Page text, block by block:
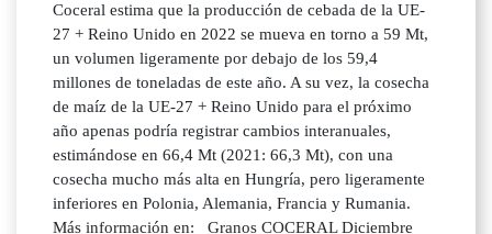
Coceral estima que la producción de cebada de la UE-
27 + Reino Unido en 2022 se mueva en torno a 59 Mt,
un volumen ligeramente por debajo de los 59,4
millones de toneladas de este año. A su vez, la cosecha
de maíz de la UE-27 + Reino Unido para el próximo
año apenas podría registrar cambios interanuales,
estimándose en 66,4 Mt (2021: 66,3 Mt), con una
cosecha mucho más alta en Hungría, pero ligeramente
inferiores en Polonia, Alemania, Francia y Rumania.
Más información en: Granos COCERAL Diciembre